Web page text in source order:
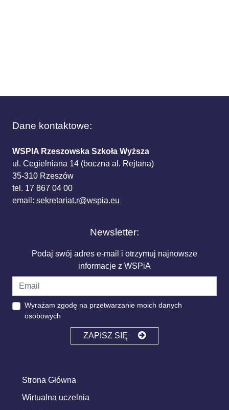
Dane kontaktowe:
WSPIA Rzeszowska Szkoła Wyższa
ul. Cegielniana 14 (boczna al. Rejtana)
35-310 Rzeszów
tel. 17 867 04 00
email: sekretariat.r@wspia.eu
Newsletter:
Podaj swój adres e-mail i otrzymuj najnowsze
informacje z WSPiA
Wyrażam zgodę na przetwarzanie moich danych
osobowych
ZAPISZ SIĘ
Strona Główna
Wirtualna uczelnia